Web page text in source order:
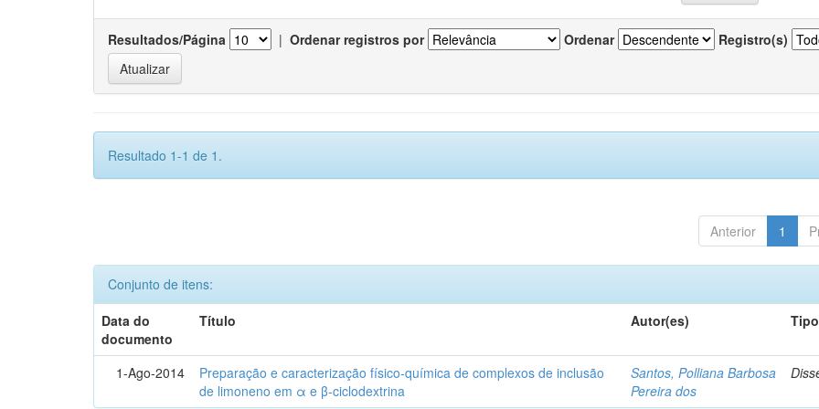
Resultados/Página | Ordenar registros por Ordenar Registro(s)
Resultado 1-1 de 1.
Anterior 1
Conjunto de itens:
Data do
documento
Título Autor(es) Tipo
1-Ago-2014
Preparação e caracterização físico-química de complexos de inclusão
de limoneno em α e β-ciclodextrina
Santos, Polliana Barbosa
Pereira dos